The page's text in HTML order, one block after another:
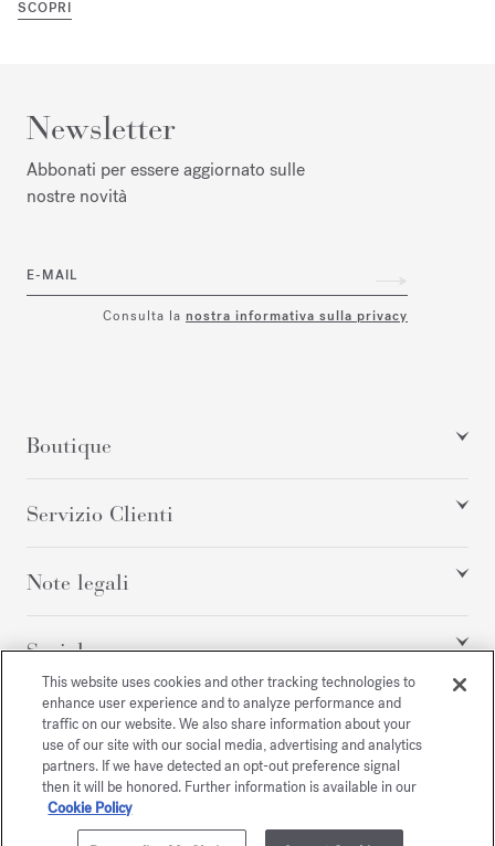
SCOPRI
Newsletter
Abbonati per essere aggiornato sulle
nostre novità
E-MAIL
Consulta la nostra informativa sulla privacy
Boutique
Servizio Clienti
Note legali
Social
Tutti i diritti riservati
This website uses cookies and other tracking technologies to
enhance user experience and to analyze performance and
traffic on our website. We also share information about your
use of our site with our social media, advertising and analytics
partners. If we have detected an opt-out preference signal
then it will be honored. Further information is available in our
Cookie Policy